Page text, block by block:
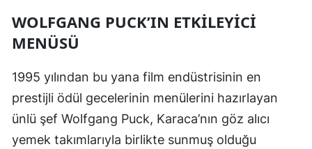
WOLFGANG PUCK’IN ETKILEYICI
MENÜSÜ
1995 yılından bu yana film endüstrisinin en
prestijli ödül gecelerinin menülerini hazırlayan
ünlü şef Wolfgang Puck, Karaca’nın göz alıcı
yemek takımlarıyla birlikte sunmuş olduğu